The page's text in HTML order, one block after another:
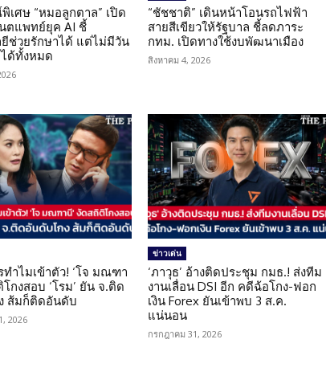
เศษ “หมอลูกตาล” เปิด
ตแพทย์ยุค AI ชี้
ยีช่วยรักษาได้ แต่ไม่มีวัน
ด้ทั้งหมด
“ชัชชาติ” เดินหน้าโอนรถไฟฟ้า
สายสีเขียวให้รัฐบาล ชี้ลดภาระ
กทม. เปิดทางใช้งบพัฒนาเมือง
สิงหาคม 4, 2026
ทำไมเข้าตัว! ‘โจ มณฑา
กงสอบ ‘โรม’ ยัน จ.ติด
ส้มก็ติดอันดับ
2026
ข่าวเด่น
‘ภาวุธ’ อ้างติดประชุม กมธ.! ส่งทีม
งานเลื่อน DSI อีก คดีฉ้อโกง-ฟอก
เงิน Forex ยันเข้าพบ 3 ส.ค.
แน่นอน
กรกฎาคม 31, 2026